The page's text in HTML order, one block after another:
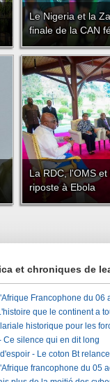
Le Nigeria et la
finale de la CAN
La RDC, l'OMS
riposte à Ebola
et chroniques de
Francophone du 06
que le continent a
historique pour les
Ce silence qui en dit long
- Le coton Bt
francophone du 05